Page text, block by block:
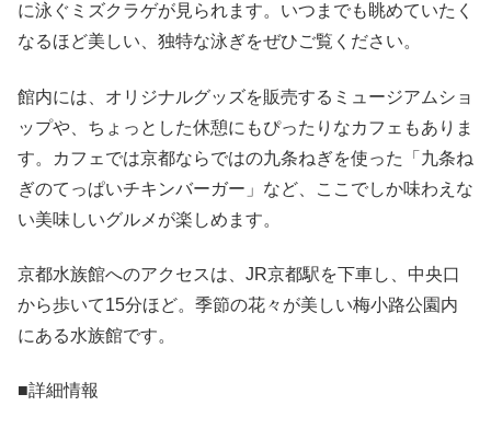
に泳ぐミズクラゲが見られます。いつまでも眺めていたく
なるほど美しい、独特な泳ぎをぜひご覧ください。
館内には、オリジナルグッズを販売するミュージアムショ
ップや、ちょっとした休憩にもぴったりなカフェもありま
す。カフェでは京都ならではの九条ねぎを使った「九条ね
ぎのてっぱいチキンバーガー」など、ここでしか味わえな
い美味しいグルメが楽しめます。
京都水族館へのアクセスは、JR京都駅を下車し、中央口
から歩いて15分ほど。季節の花々が美しい梅小路公園内
にある水族館です。
■詳細情報